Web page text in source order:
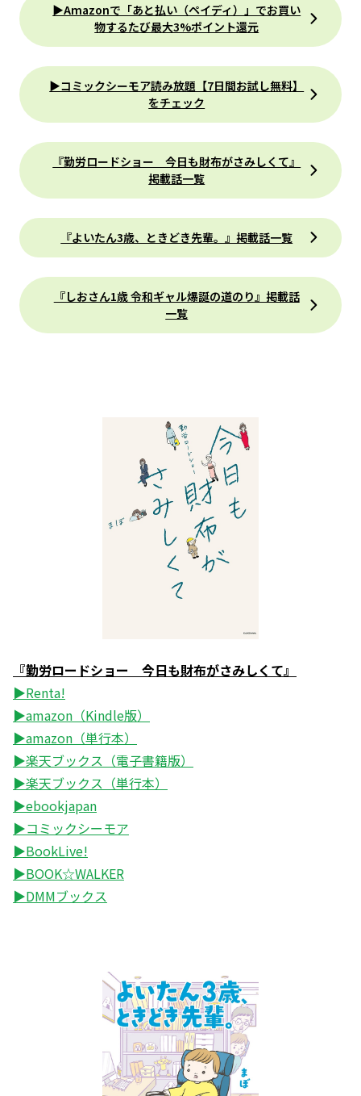
▶Amazonで「あと払い（ペイディ）」でお買い
物するたび最大3%ポイント還元
▶コミックシーモア読み放題【7日間お試し無料】
をチェック
『勤労ロードショー 今日も財布がさみしくて』
掲載話一覧
『よいたん3歳、ときどき先輩。』掲載話一覧
『しおさん1歳 令和ギャル爆誕の道のり』掲載話
一覧
『勤労ロードショー 今日も財布がさみしくて』
▶Renta!
▶amazon（Kindle版）
▶amazon（単行本）
▶楽天ブックス（電子書籍版）
▶楽天ブックス（単行本）
▶ebookjapan
▶コミックシーモア
▶BookLive!
▶BOOK☆WALKER
▶DMMブックス